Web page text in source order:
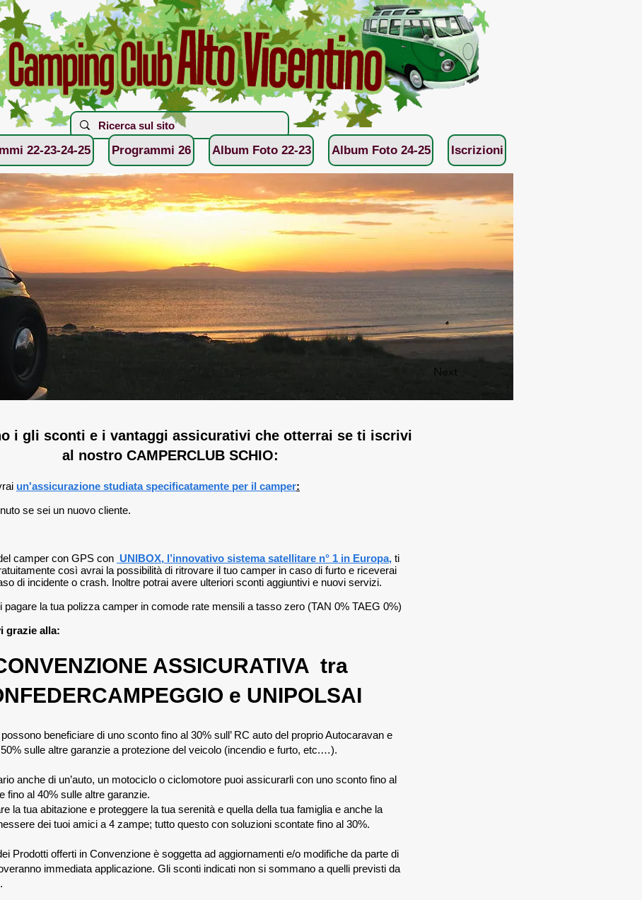
22-23-24-25 Programmi 26 Album Foto 22-23 Album Foto 24-25 Iscrizioni
i gli sconti e i vantaggi assicurativi che otterrai se ti iscrivi
al nostro CAMPERCLUB SCHIO:
un'assicurazione studiata specificatamente per il camper:
se sei un nuovo cliente.
camper con GPS con UNIBOX, l’innovativo sistema satellitare n° 1 in Europa, ti
così avrai la possibilità di ritrovare il tuo camper in caso di furto e riceverai
di incidente o crash. Inoltre potrai avere ulteriori sconti aggiuntivi e nuovi servizi.
pagare la tua polizza camper in comode rate mensili a tasso zero (TAN 0% TAEG 0%)
grazie alla:
ASSICURATIVA tra
e UNIPOLSAI
beneficiare di uno sconto fino al 30% sull’ RC auto del proprio Autocaravan e
sulle altre garanzie a protezione del veicolo (incendio e furto, etc.…).
anche di un’auto, un motociclo o ciclomotore puoi assicurarli con uno sconto fino al
fino al 40% sulle altre garanzie.
la tua abitazione e proteggere la tua serenità e quella della tua famiglia e anche la
dei tuoi amici a 4 zampe; tutto questo con soluzioni scontate fino al 30%.
Prodotti offerti in Convenzione è soggetta ad aggiornamenti e/o modifiche da parte di
immediata applicazione. Gli sconti indicati non si sommano a quelli previsti da
Next